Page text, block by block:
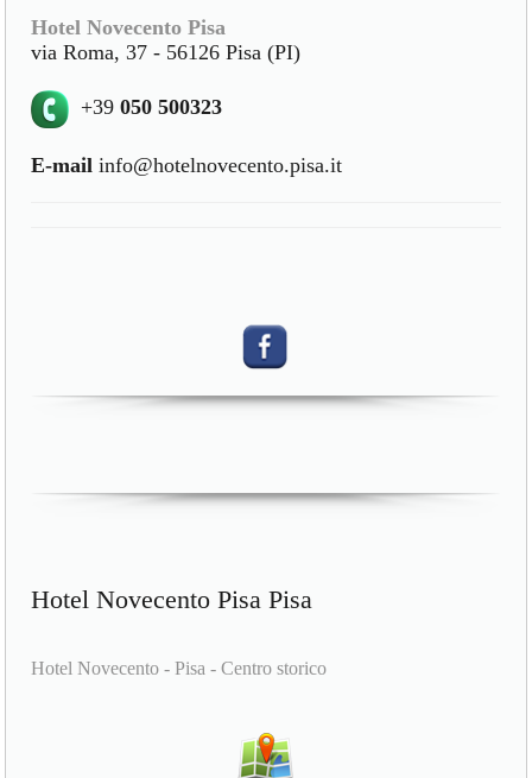
Hotel Novecento Pisa
via Roma, 37 - 56126 Pisa (PI)
+39050 500323
E-mail info@hotelnovecento.pisa.it
Hotel Novecento Pisa Pisa
Hotel Novecento - Pisa - Centro storico